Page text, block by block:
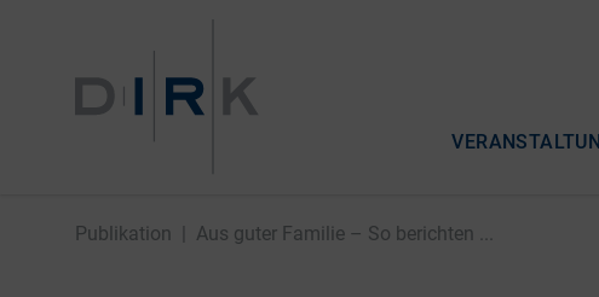
Publikation Aus guter Familie – So berichten ...